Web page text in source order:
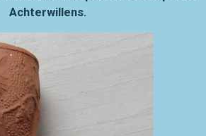
Achterwillens.